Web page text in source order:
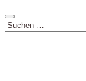
Suchen
nach: